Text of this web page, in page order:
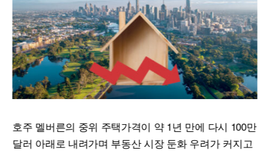
호주 멜버른의 중위 주택가격이 약 1년 만에 다시 100만
달러 아래로 내려가며 부동산 시장 둔화 우려가 커지고